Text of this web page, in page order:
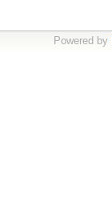
Powered by